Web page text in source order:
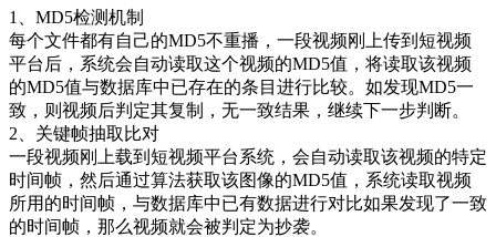
1、MD5检测机制
每个文件都有自己的MD5不重播，一段视频刚上传到短视频
平台后，系统会自动读取这个视频的MD5值，将读取该视频
的MD5值与数据库中已存在的条目进行比较。如发现MD5一
致，则视频后判定其复制，无一致结果，继续下一步判断。
2、关键帧抽取比对
一段视频刚上载到短视频平台系统，会自动读取该视频的特定
时间帧，然后通过算法获取该图像的MD5值，系统读取视频
所用的时间帧，与数据库中已有数据进行对比如果发现了一致
的时间帧，那么视频就会被判定为抄袭。